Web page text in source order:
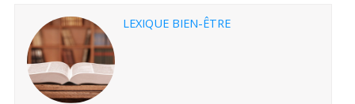
LEXIQUE BIEN-ÊTRE